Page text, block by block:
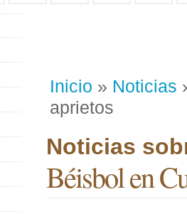
Inicio » Noticias
aprietos
Noticias
Béisbol en